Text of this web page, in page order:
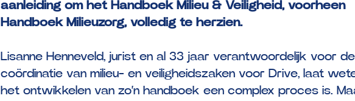
aanleiding om het Handboek Milieu & Veiligheid, voorheen
Handboek Milieuzorg, volledig te herzien.
Lisanne Henneveld, jurist en al 33 jaar verantwoordelijk voor de
coördinatie van milieu- en veiligheidszaken voor Drive, laat
het ontwikkelen van zo’n handboek een complex proces is.